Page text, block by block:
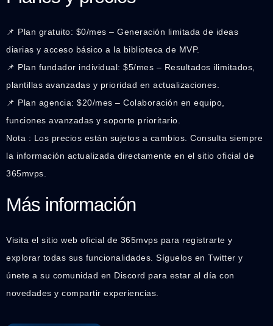
📌 Plan gratuito: $0/mes – Generación limitada de ideas
diarias y acceso básico a la biblioteca de MVP.
📌 Plan fundador individual: $5/mes – Resultados ilimitados,
plantillas avanzadas y prioridad en actualizaciones.
📌 Plan agencia: $20/mes – Colaboración en equipo,
funciones avanzadas y soporte prioritario.
Nota : Los precios están sujetos a cambios. Consulta siempre
la información actualizada directamente en el sitio oficial de
365mvps.
Más información
Visita el sitio web oficial de 365mvps para registrarte y
explorar todas sus funcionalidades. Síguelos en Twitter y
únete a su comunidad en Discord para estar al día con
novedades y compartir experiencias.